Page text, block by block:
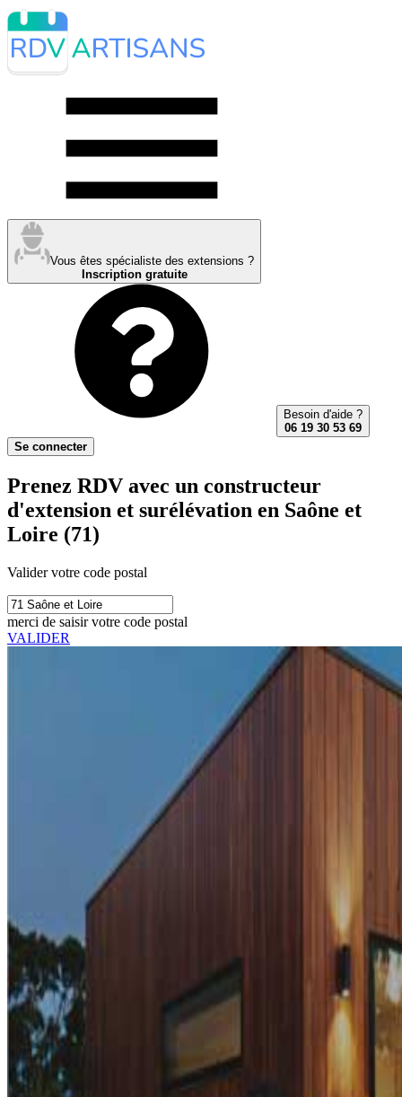
Vous êtes spécialiste des extensions ?
Inscription gratuite
Besoin d'aide ?
06 19 30 53 69
Se connecter
Prenez RDV avec un constructeur
d'extension et surélévation en Saône et
Loire (71)
Valider votre code postal
merci de saisir votre code postal
VALIDER